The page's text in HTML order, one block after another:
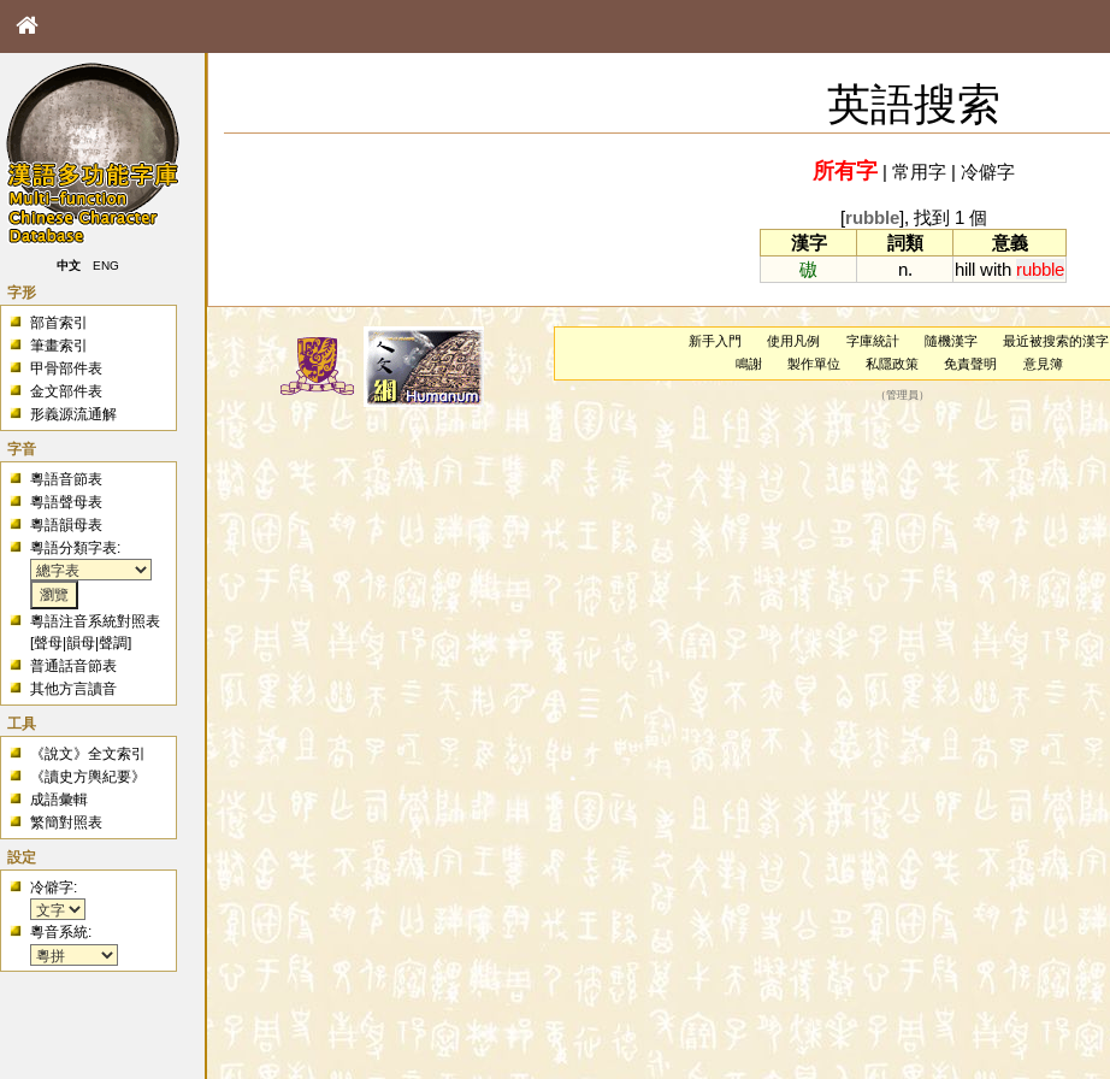
中文 ENG
字形
部首索引
筆畫索引
甲骨部件表
金文部件表
形義源流通解
字音
粵語音節表
粵語聲母表
粵語韻母表
粵語分類字表:
粵語注音系統對照表
[聲母 |韻母 |聲調]
普通話音節表
其他方言讀音
工具
《說文》全文索引
《讀史方輿紀要》
成語彙輯
繁簡對照表
設定
冷僻字:
粵音系統:
英語搜索
所有字| 常用字| 冷僻字
[rubble], 找到 1 個
漢字
詞類
意義
磝
n. hill with rubble
新手入門 使用凡例 字庫統計 隨機漢字
最近被搜索的漢字
鳴謝
製作單位 私隱政策 免責聲明 意見簿
（管理員 ）